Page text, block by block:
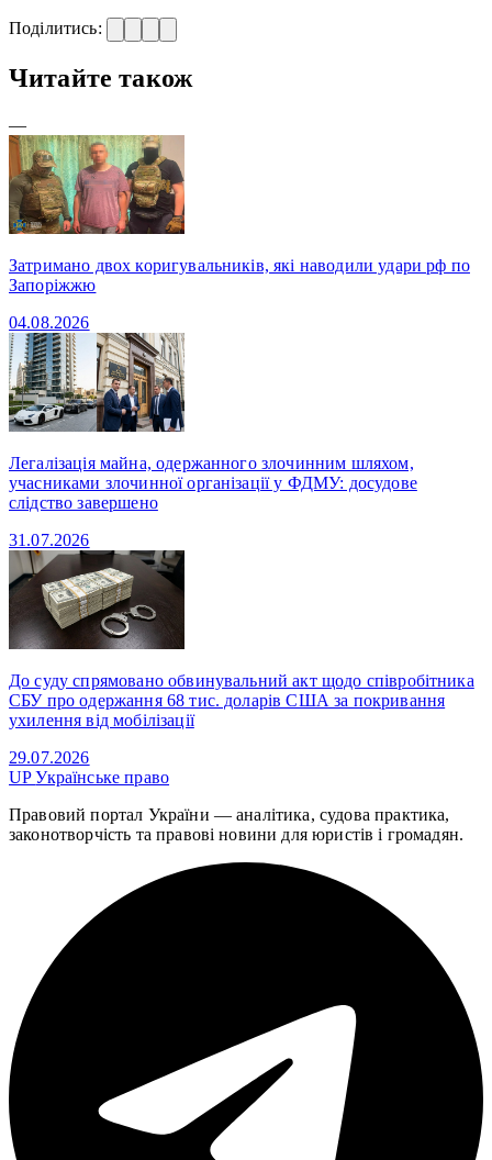
Поділитись:
Читайте також
—
Затримано двох коригувальників, які наводили удари рф по
Запоріжжю
04.08.2026
Легалізація майна, одержанного злочинним шляхом,
учасниками злочинної організації у ФДМУ: досудове
слідство завершено
31.07.2026
До суду спрямовано обвинувальний акт щодо співробітника
СБУ про одержання 68 тис. доларів США за покривання
ухилення від мобілізації
29.07.2026
UPУкраїнське право
Правовий портал України — аналітика, судова практика,
законотворчість та правові новини для юристів і громадян.